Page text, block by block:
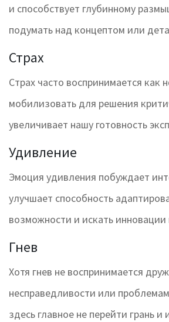
и способствует глубинному
подумать над концептом или
Страх
Страх часто воспринимается как
мобилизовать для решения
увеличивает нашу готовность
Удивление
Эмоция удивления побуждает
улучшает способность
возможности и искать инновации
Гнев
Хотя гнев не воспринимается
несправедливости или
здесь главное не перейти грань